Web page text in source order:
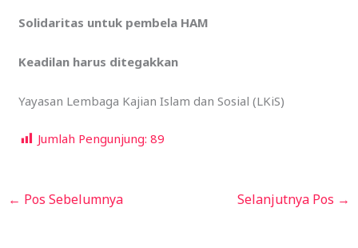
Solidaritas untuk pembela HAM
Keadilan harus ditegakkan
Yayasan Lembaga Kajian Islam dan Sosial (LKiS)
Jumlah Pengunjung: 89
← Pos Sebelumnya Selanjutnya Pos →